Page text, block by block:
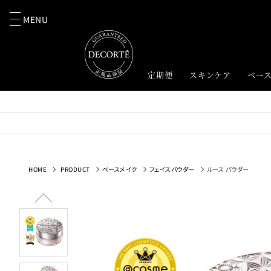
MENU
定期便 スキンケア ベー
HOME PRODUCT ベースメイク フェイスパウダー ルース パウダー